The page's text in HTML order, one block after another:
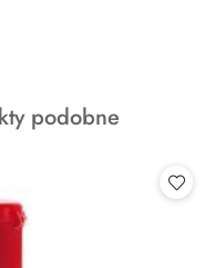
podobne